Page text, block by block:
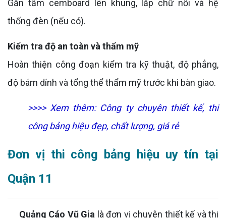
Gắn tấm cemboard lên khung, lắp chữ nổi và hệ
thống đèn (nếu có).
Kiểm tra độ an toàn và thẩm mỹ
Hoàn thiện công đoạn kiểm tra kỹ thuật, độ phẳng,
độ bám dính và tổng thể thẩm mỹ trước khi bàn giao.
>>>> Xem thêm: Công ty chuyên thiết kế, thi
công bảng hiệu đẹp, chất lượng, giá rẻ
Đơn vị thi công bảng hiệu uy tín tại
Quận 11
Quảng Cáo Vũ Gia là đơn vị chuyên thiết kế và thi